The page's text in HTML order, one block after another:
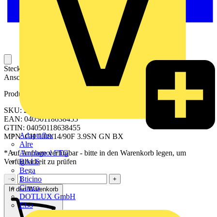
Adaptaflex
Alre
Amphenol FTG
BALS
Bega
Bticino
Cimco
DOTLUX GmbH
Elso
Steckbarer Leiterplatten-Anschluss mit innovatiever
Anschlusstechnologie für eine sichere und intuitive Handhabung.
Produktkennzeichen
SKU: 2648520000
EAN: 04050118638455
GTIN: 04050118638455
MPN: CH 5.08/14/90F 3.9SN GN BX
*Auf Anfrage verfügbar - bitte in den Warenkorb legen, um
Verfügbarkeit zu prüfen
−
+
In den Warenkorb